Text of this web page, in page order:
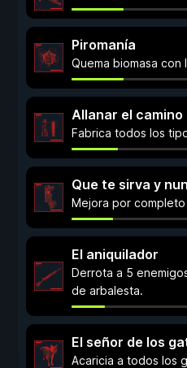
Piromanía
Quema biomasa con
Allanar el camino
Fabrica todos los
Que te sirva y
Mejora por completo
El aniquilador
Derrota a 5
de arbalesta.
El señor de los
Acaricia a todos los